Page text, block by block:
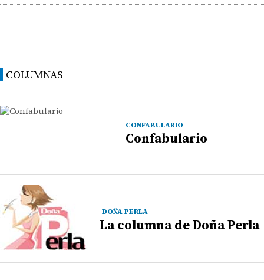
COLUMNAS
CONFABULARIO
Confabulario
DOÑA PERLA
La columna de Doña Perla